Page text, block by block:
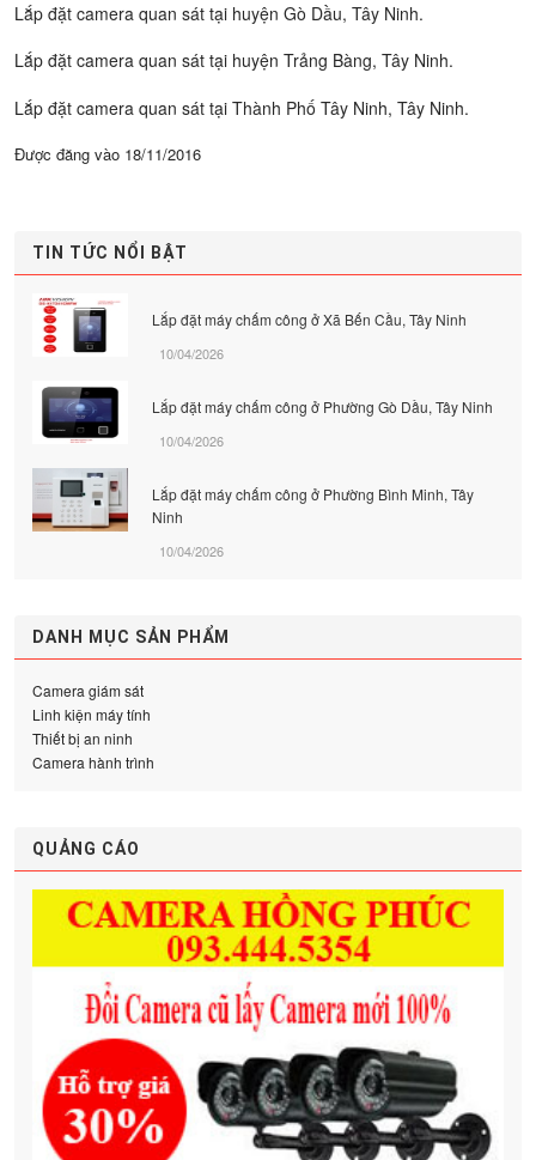
Lắp đặt camera quan sát tại huyện Gò Dầu, Tây Ninh.
Lắp đặt camera quan sát tại huyện Trảng Bàng, Tây Ninh.
Lắp đặt camera quan sát tại Thành Phố Tây Ninh, Tây Ninh.
Được đăng vào 18/11/2016
TIN TỨC NỔI BẬT
Lắp đặt máy chấm công ở Xã Bến Cầu, Tây Ninh
10/04/2026
Lắp đặt máy chấm công ở Phường Gò Dầu, Tây Ninh
10/04/2026
Lắp đặt máy chấm công ở Phường Bình Minh, Tây
Ninh
10/04/2026
DANH MỤC SẢN PHẨM
Camera giám sát
Linh kiện máy tính
Thiết bị an ninh
Camera hành trình
QUẢNG CÁO